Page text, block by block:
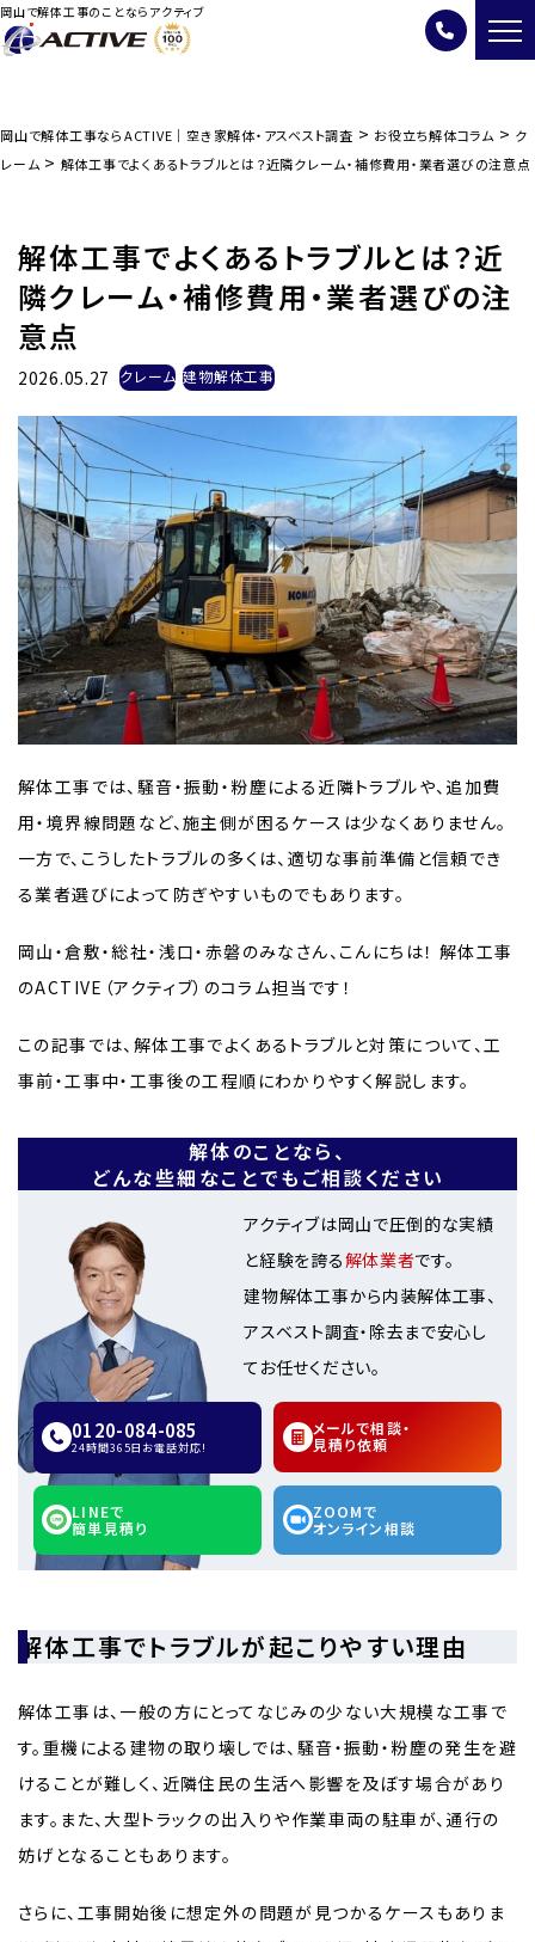
岡山で解体工事のことならアクティブ
岡山で解体工事ならACTIVE｜空き家解体・アスベスト調査 > お役立ち解体コラム > ク
レーム > 解体工事でよくあるトラブルとは？近隣クレーム・補修費用・業者選びの注意点
解体工事でよくあるトラブルとは？近
隣クレーム・補修費用・業者選びの注
意点
2026.05.27 クレーム 建物解体工事
解体工事では、騒音・振動・粉塵による近隣トラブルや、追加費
用・境界線問題など、施主側が困るケースは少なくありません。
一方で、こうしたトラブルの多くは、適切な事前準備と信頼でき
る業者選びによって防ぎやすいものでもあります。
岡山・倉敷・総社・浅口・赤磐のみなさん、こんにちは！ 解体工事
のACTIVE（アクティブ）のコラム担当です！
この記事では、解体工事でよくあるトラブルと対策について、工
事前・工事中・工事後の工程順にわかりやすく解説します。
解体のことなら、
どんな些細なことでもご相談ください
アクティブは岡山で圧倒的な実績
と経験を誇る解体業者です。
建物解体工事から内装解体工事、
アスベスト調査・除去まで安心し
てお任せください。
0120-084-085
24時間365日お電話対応!
メールで相談・
見積り依頼
LINEで
簡単見積り
ZOOMで
オンライン相談
解体工事でトラブルが起こりやすい理由
解体工事は、一般の方にとってなじみの少ない大規模な工事で
す。重機による建物の取り壊しでは、騒音・振動・粉塵の発生を避
けることが難しく、近隣住民の生活へ影響を及ぼす場合があり
ます。また、大型トラックの出入りや作業車両の駐車が、通行の
妨げとなることもあります。
さらに、工事開始後に想定外の問題が見つかるケースもありま